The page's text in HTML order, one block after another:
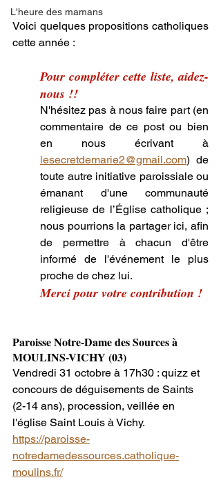
L'heure des mamans
Voici quelques propositions catholiques
cette année :
Pour compléter cette liste, aidez-
nous !!
N'hésitez pas à nous faire part (en
commentaire de ce post ou bien
lesecretdemarie2@gmail.com) de
toute autre initiative paroissiale ou
émanant d'une communauté
religieuse de l’Église catholique ;
nous pourrions la partager ici, afin
de permettre à chacun d'être
informé de l'événement le plus
proche de chez lui.
Merci pour votre contribution !
Paroisse Notre-Dame des Sources à
MOULINS-VICHY (03)
Vendredi 31 octobre à 17h30 : quizz et
concours de déguisements de Saints
(2-14 ans), procession, veillée en
l'église Saint Louis à Vichy.
https://paroisse-
notredamedessources.catholique-
moulins.fr/